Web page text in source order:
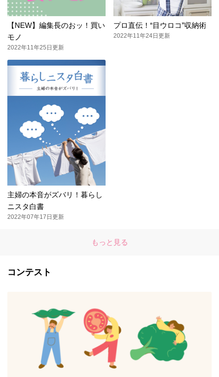
【NEW】編集長のおッ！買い
モノ
2022年11年25日更新
プロ直伝！“目ウロコ”収納術
2022年11年24日更新
主婦の本音がズバリ！暮らし
ニスタ白書
2022年07年17日更新
もっと見る
コンテスト